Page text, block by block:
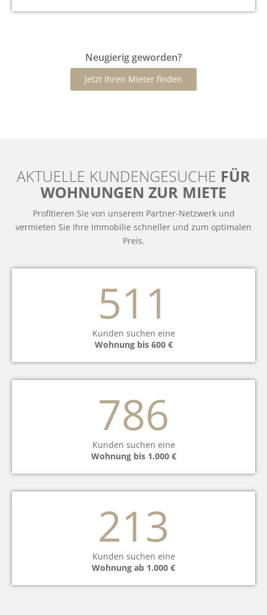
Neugierig geworden?
Jetzt Ihren Mieter finden
AKTUELLE KUNDENGESUCHE FÜR
WOHNUNGEN ZUR MIETE
Profitieren Sie von unserem Partner-Netzwerk und
vermieten Sie Ihre Immobilie schneller und zum optimalen
Preis.
511
Kunden suchen eine
Wohnung bis 600 €
786
Kunden suchen eine
Wohnung bis 1.000 €
213
Kunden suchen eine
Wohnung ab 1.000 €